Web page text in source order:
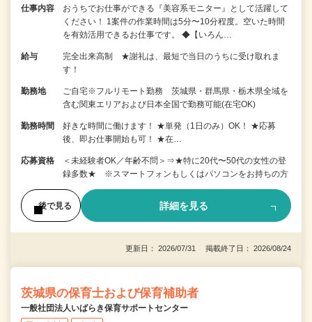
仕事内容
おうちでお仕事ができる『美容系モニター』として活躍して
ください！ 1案件の作業時間は5分〜10分程度。空いた時間
を有効活用できるお仕事です。 ◆【いろん…
給与
完全出来高制 ★謝礼は、最短で当日のうちに受け取れま
す！
勤務地
ご自宅※フルリモート勤務 茨城県・群馬県・栃木県全域を
含む関東エリアおよび日本全国で勤務可能(在宅OK)
勤務時間
好きな時間に働けます！ ★単発（1日のみ）OK！ ★応募
後、即お仕事開始も可！ ★在…
応募資格
＜未経験者OK／年齢不問＞⇒★特に20代〜50代の女性の登
録多数★ ※スマートフォンもしくはパソコンをお持ちの方
後で見る 詳細を見る
更新日： 2026/07/31 掲載終了日： 2026/08/24
茨城県の保育士および保育補助者
一般社団法人いばらき保育サポートセンター